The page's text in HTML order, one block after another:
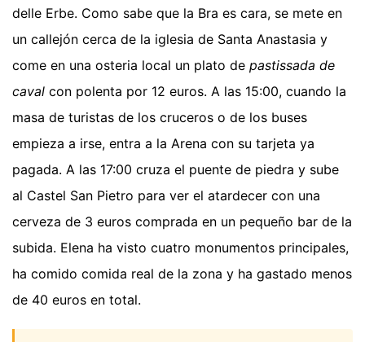
delle Erbe. Como sabe que la Bra es cara, se mete en
un callejón cerca de la iglesia de Santa Anastasia y
come en una osteria local un plato de pastissada de
caval con polenta por 12 euros. A las 15:00, cuando la
masa de turistas de los cruceros o de los buses
empieza a irse, entra a la Arena con su tarjeta ya
pagada. A las 17:00 cruza el puente de piedra y sube
al Castel San Pietro para ver el atardecer con una
cerveza de 3 euros comprada en un pequeño bar de la
subida. Elena ha visto cuatro monumentos principales,
ha comido comida real de la zona y ha gastado menos
de 40 euros en total.